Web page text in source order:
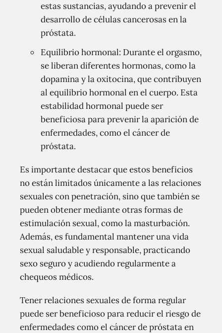
estas sustancias, ayudando a prevenir el
desarrollo de células cancerosas en la
próstata.
Equilibrio hormonal: Durante el orgasmo,
se liberan diferentes hormonas, como la
dopamina y la oxitocina, que contribuyen
al equilibrio hormonal en el cuerpo. Esta
estabilidad hormonal puede ser
beneficiosa para prevenir la aparición de
enfermedades, como el cáncer de
próstata.
Es importante destacar que estos beneficios
no están limitados únicamente a las relaciones
sexuales con penetración, sino que también se
pueden obtener mediante otras formas de
estimulación sexual, como la masturbación.
Además, es fundamental mantener una vida
sexual saludable y responsable, practicando
sexo seguro y acudiendo regularmente a
chequeos médicos.
Tener relaciones sexuales de forma regular
puede ser beneficioso para reducir el riesgo de
enfermedades como el cáncer de próstata en